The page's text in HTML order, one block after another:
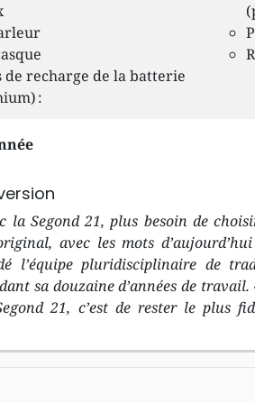
de recharge de la batterie
:
la Segond 21, plus besoin de
avec les mots
l’équipe pluridisciplinaire de
sa douzaine d’années de
21, c’est de rester le plus
dans les langues originales,
Testament, et le grec pour le
i» : le deuxième objectif de